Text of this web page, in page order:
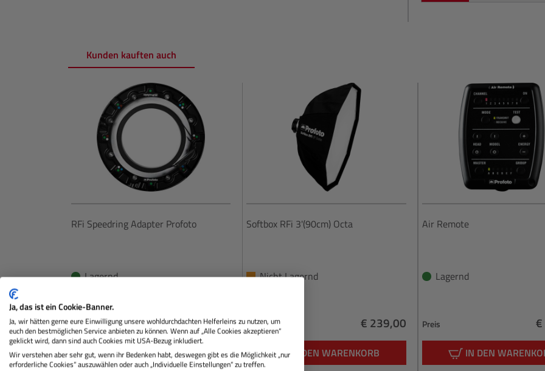
Kunden kauften auch
RFi Speedring Adapter Profoto
Lagernd
Preis
Regulärer Preis:
€ 99,00
IN DEN WARENKORB
Softbox RFi 3'(90cm) Octa
Nicht Lagernd
Preis
Regulärer Preis:
€ 239,00
IN DEN WARENKORB
Air Remote
Lagernd
Preis
IN DEN
Ja, das ist ein Cookie-Banner.
Ja, wir hätten gerne eure Einwilligung unsere wohldurchdachten Helferleins zu nutzen, um
euch den bestmöglichen Service anbieten zu können. Wenn auf „Alle Cookies akzeptieren“
geklickt wird, dann sind auch Cookies mit USA-Bezug inkludiert.
Wir verstehen aber sehr gut, wenn ihr Bedenken habt, deswegen gibt es die Möglichkeit „nur
erforderliche Cookies“ auszuwählen oder auch „Individuelle Einstellungen“ zu treffen.